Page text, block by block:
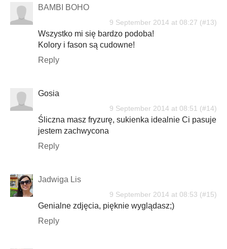
BAMBI BOHO
9 September 2014 at 08:27
Wszystko mi się bardzo podoba!
Kolory i fason są cudowne!
Reply
Gosia
9 September 2014 at 08:51
Śliczna masz fryzurę, sukienka idealnie Ci pasuje
jestem zachwycona
Reply
Jadwiga Lis
9 September 2014 at 08:53
Genialne zdjęcia, pięknie wyglądasz;)
Reply